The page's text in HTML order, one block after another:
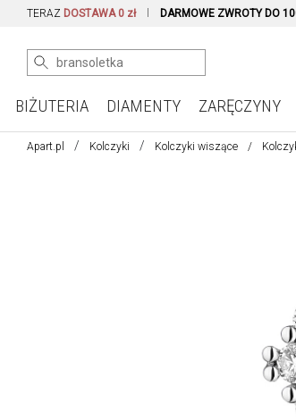
TERAZ DOSTAWA 0 zł DARMOWE ZWROTY DO
BIŻUTERIA DIAMENTY ZARĘCZYNY
Apart.pl Kolczyki Kolczyki wiszące